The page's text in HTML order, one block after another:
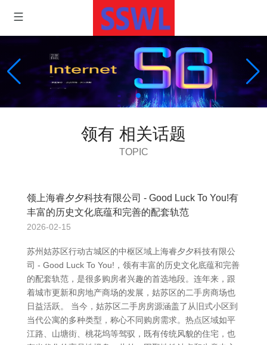
领有 相关话题
TOPIC
领上海睿夕夕科技有限公司 - Good Luck To You!有
丰富的历史文化底蕴和完善的配套轨范
2026-02-15
苏州姑苏区行动古城区的中枢区域上海睿夕夕科技有限公
司 - Good Luck To You!，领有丰富的历史文化底蕴和完善
的配套轨范，是很多购房者兴趣的首选地段。连年来，跟
着城市更新和房地产商场的发展，姑苏区的二手房商场也
日益活跃。 当今，姑苏区二手房房源涵盖了从旧式小区到
当代公寓的多种类型，称心不同购房需求。热点区域如平
江路、山塘街、桃花坞等驾驭，既有传统风貌的住宅，也